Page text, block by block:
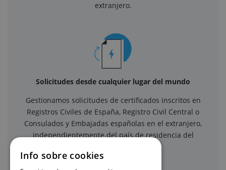
extranjero.
Solicitudes desde cualquier lugar del mundo
Gestionamos solicitudes de certificados inscritos en
Registros Civiles de España, Registro Civil Central o
Consulados y Embajadas españolas en el extranjero,
independientemente del país de residencia del
Info sobre cookies